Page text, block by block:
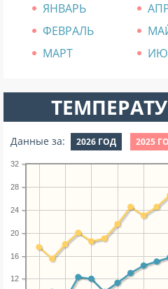
ЯНВАРЬ
ФЕВРАЛЬ
МАРТ
Данные за: 2026 ГОД 2025
12
16
20
24
28
32